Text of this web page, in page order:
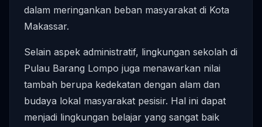
dalam meringankan beban masyarakat di Kota
Makassar.
Selain aspek administratif, lingkungan sekolah di
Pulau Barang Lompo juga menawarkan nilai
tambah berupa kedekatan dengan alam dan
budaya lokal masyarakat pesisir. Hal ini dapat
menjadi lingkungan belajar yang sangat baik